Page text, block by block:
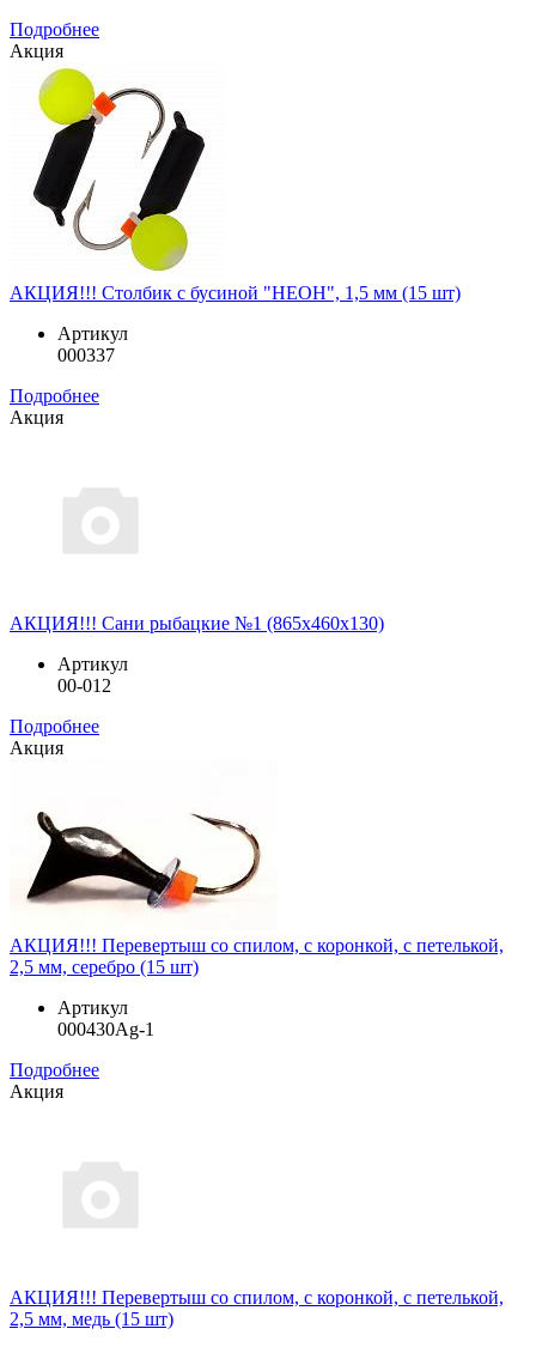
Подробнее
Акция
АКЦИЯ!!! Столбик с бусиной "НЕОН", 1,5 мм (15 шт)
Артикул
000337
Подробнее
Акция
АКЦИЯ!!! Сани рыбацкие №1 (865x460x130)
Артикул
00-012
Подробнее
Акция
АКЦИЯ!!! Перевертыш со спилом, с коронкой, с петелькой,
2,5 мм, серебро (15 шт)
Артикул
000430Ag-1
Подробнее
Акция
АКЦИЯ!!! Перевертыш со спилом, с коронкой, с петелькой,
2,5 мм, медь (15 шт)